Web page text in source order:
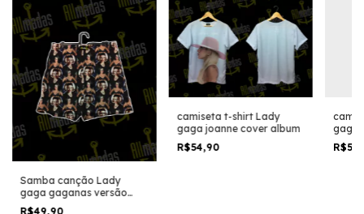
Samba canção Lady
gaga gaganas versão
two
R$49,90
camiseta t-shirt Lady
gaga joanne cover album
R$54,90
gaga